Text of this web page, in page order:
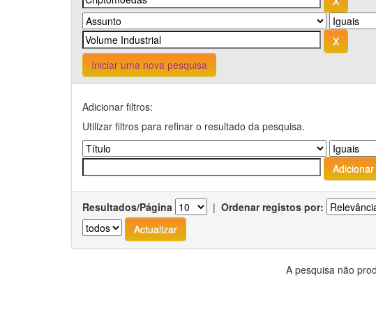
Iniciar uma nova pesquisa
Adicionar filtros:
Utilizar filtros para refinar o resultado da pesquisa.
Resultados/Página | Ordenar registos por:
A pesquisa não